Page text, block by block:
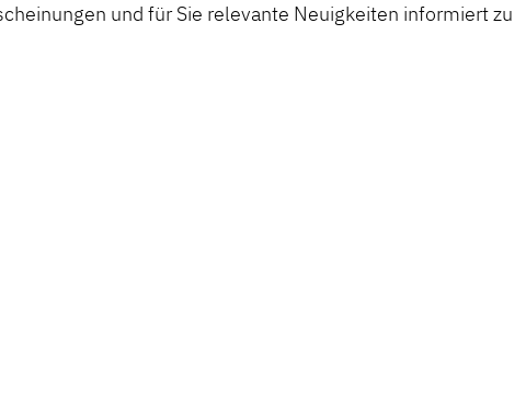
und für Sie relevante Neuigkeiten informiert zu